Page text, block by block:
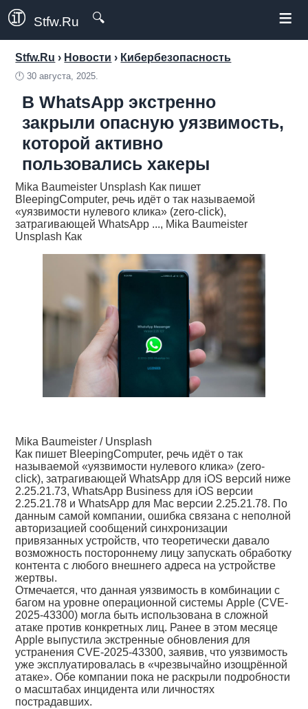
Stfw.Ru 🔍 ≡
Stfw.Ru › Новости › Кибербезопасность
🕛30 августа, 2025.
В WhatsApp экстренно
закрыли опасную уязвимость,
которой активно
пользовались хакеры
Mika Baumeister Unsplash Как пишет
BleepingComputer, речь идёт о так называемой
«уязвимости нулевого клика» (zero-click),
затрагивающей WhatsApp ..., Mika Baumeister
Unsplash Как
Mika Baumeister / Unsplash
Как пишет BleepingComputer, речь идёт о так
называемой «уязвимости нулевого клика» (zero-
click), затрагивающей WhatsApp для iOS версий ниже
2.25.21.73, WhatsApp Business для iOS версии
2.25.21.78 и WhatsApp для Mac версии 2.25.21.78. По
данным самой компании, ошибка связана с неполной
авторизацией сообщений синхронизации
привязанных устройств, что теоретически давало
возможность постороннему лицу запускать обработку
контента с любого внешнего адреса на устройстве
жертвы.
Отмечается, что данная уязвимость в комбинации с
багом на уровне операционной системы Apple (CVE-
2025-43300) могла быть использована в сложной
атаке против конкретных лиц. Ранее в этом месяце
Apple выпустила экстренные обновления для
устранения CVE-2025-43300, заявив, что уязвимость
уже эксплуатировалась в «чрезвычайно изощрённой
атаке». Обе компании пока не раскрыли подробности
о масштабах инцидента или личностях
пострадавших.